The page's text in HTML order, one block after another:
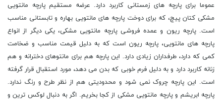
عموما برای پارچه های زمستانی کاربرد دارد. عرضه مستقیم پارچه مانتویی
مشکی کتان پیچ، که برای دوخت پارچه های مانتویی بهاره و تابستانی مناسب
است. پارچه ریون و عمده فروشی پارچه مانتویی مشکی، یکی دیگر از انواع
پارچه های مانتویی، پارچه ریون است که به دلیل قیمت مناسب و ضخامت
کمی که دارد، طرفداران زیادی دارد. این پارچه هم برای مانتوهای دخترانه و هم
زنانه کاربرد دارد و به دلیل فرم خوبی که بدن می دهد، مورد استقبال قرار گرفته
است. این پارچه چروک نمی شود و محدودیتی هم از نظر طرح و رنگ ندارد.
پارچه ابریشم و پارچه مانتویی مشکی از کجا بخریم. اگر به دنبال لوکس ترین و